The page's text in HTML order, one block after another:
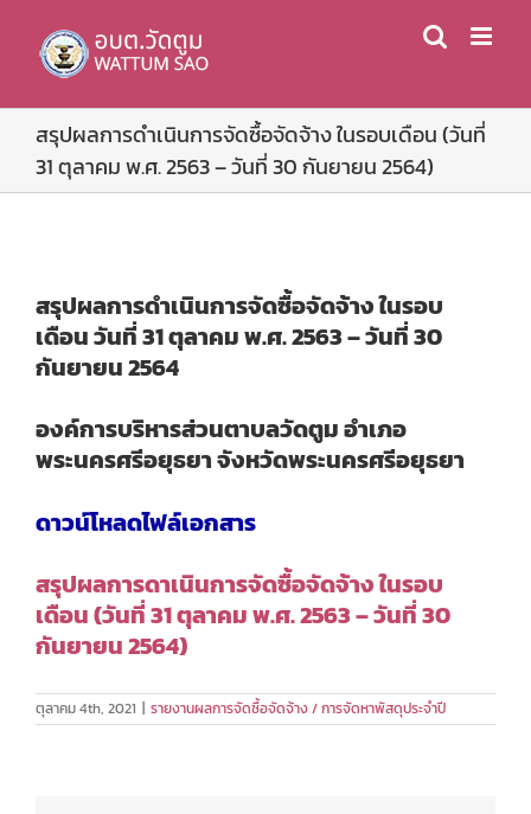
content
สรุปผลการดำเนินการจัดซื้อจัดจ้าง ในรอบเดือน (วันที่
31 ตุลาคม พ.ศ. 2563 – วันที่ 30 กันยายน 2564)
สรุปผลการดำเนินการจัดซื้อจัดจ้าง ในรอบ
เดือน วันที่ 31 ตุลาคม พ.ศ. 2563 – วันที่ 30
กันยายน 2564
องค์การบริหารส่วนตาบลวัดตูม อำเภอ
พระนครศรีอยุธยา จังหวัดพระนครศรีอยุธยา
ดาวน์โหลดไฟล์เอกสาร
สรุปผลการดาเนินการจัดซื้อจัดจ้าง ในรอบ
เดือน (วันที่ 31 ตุลาคม พ.ศ. 2563 – วันที่ 30
กันยายน 2564)
ตุลาคม 4th, 2021 | รายงานผลการจัดซื้อจัดจ้าง / การจัดหาพัสดุประจำปี